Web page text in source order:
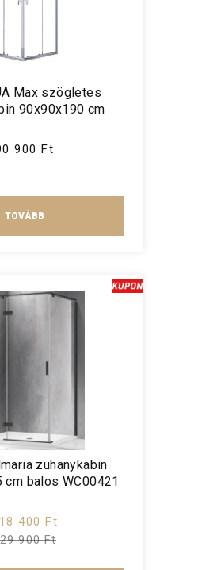
Max szögletes
90x90x190 cm
900 Ft
TOVÁBB
zuhanykabin
cm balos WC00421
400 Ft
900 Ft